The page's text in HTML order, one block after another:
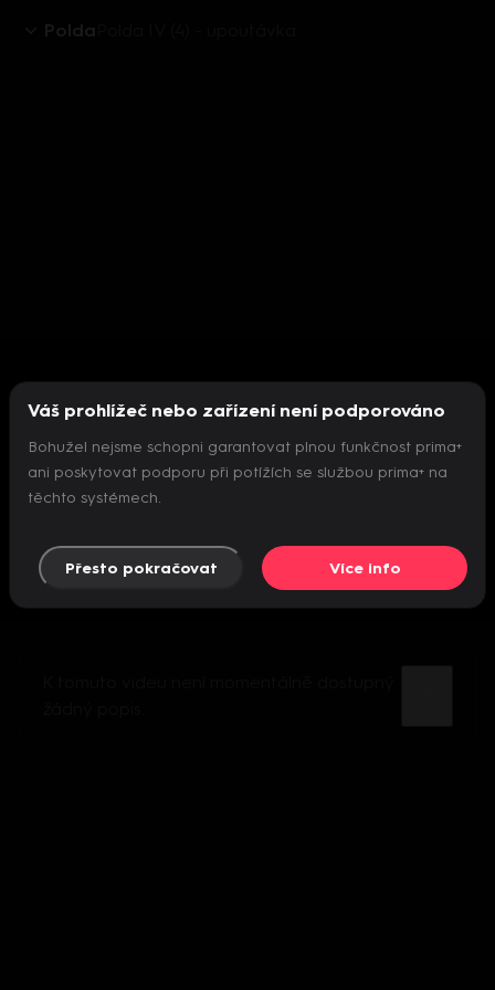
Polda
Nepodařilo se inicializovat přehrávač
Váš prohlížeč nebo zařízení není podporováno
Bohužel nejsme schopni garantovat plnou funkčnost prima+
ani poskytovat podporu při potížích se službou prima+ na
těchto systémech.
Přesto pokračovat Více info